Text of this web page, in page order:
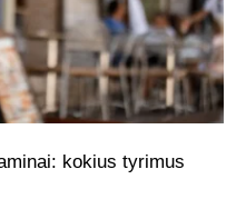
kokius tyrimus